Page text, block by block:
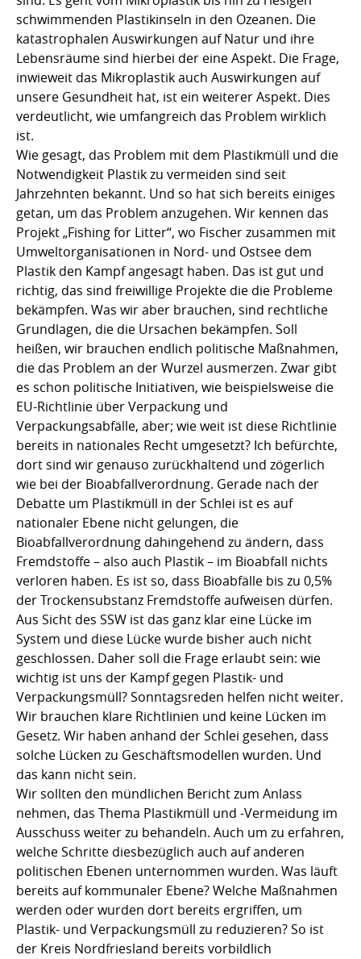
schwimmenden Plastikinseln in den Ozeanen. Die
katastrophalen Auswirkungen auf Natur und ihre
Lebensräume sind hierbei der eine Aspekt. Die Frage,
inwieweit das Mikroplastik auch Auswirkungen auf
unsere Gesundheit hat, ist ein weiterer Aspekt. Dies
verdeutlicht, wie umfangreich das Problem wirklich
ist.
Wie gesagt, das Problem mit dem Plastikmüll und die
Notwendigkeit Plastik zu vermeiden sind seit
Jahrzehnten bekannt. Und so hat sich bereits einiges
getan, um das Problem anzugehen. Wir kennen das
Projekt „Fishing for Litter“, wo Fischer zusammen mit
Umweltorganisationen in Nord- und Ostsee dem
Plastik den Kampf angesagt haben. Das ist gut und
richtig, das sind freiwillige Projekte die die Probleme
bekämpfen. Was wir aber brauchen, sind rechtliche
Grundlagen, die die Ursachen bekämpfen. Soll
heißen, wir brauchen endlich politische Maßnahmen,
die das Problem an der Wurzel ausmerzen. Zwar gibt
es schon politische Initiativen, wie beispielsweise die
EU-Richtlinie über Verpackung und
Verpackungsabfälle, aber; wie weit ist diese Richtlinie
bereits in nationales Recht umgesetzt? Ich befürchte,
dort sind wir genauso zurückhaltend und zögerlich
wie bei der Bioabfallverordnung. Gerade nach der
Debatte um Plastikmüll in der Schlei ist es auf
nationaler Ebene nicht gelungen, die
Bioabfallverordnung dahingehend zu ändern, dass
Fremdstoffe – also auch Plastik – im Bioabfall nichts
verloren haben. Es ist so, dass Bioabfälle bis zu 0,5%
der Trockensubstanz Fremdstoffe aufweisen dürfen.
Aus Sicht des SSW ist das ganz klar eine Lücke im
System und diese Lücke wurde bisher auch nicht
geschlossen. Daher soll die Frage erlaubt sein: wie
wichtig ist uns der Kampf gegen Plastik- und
Verpackungsmüll? Sonntagsreden helfen nicht weiter.
Wir brauchen klare Richtlinien und keine Lücken im
Gesetz. Wir haben anhand der Schlei gesehen, dass
solche Lücken zu Geschäftsmodellen wurden. Und
das kann nicht sein.
Wir sollten den mündlichen Bericht zum Anlass
nehmen, das Thema Plastikmüll und -Vermeidung im
Ausschuss weiter zu behandeln. Auch um zu erfahren,
welche Schritte diesbezüglich auch auf anderen
politischen Ebenen unternommen wurden. Was läuft
bereits auf kommunaler Ebene? Welche Maßnahmen
werden oder wurden dort bereits ergriffen, um
Plastik- und Verpackungsmüll zu reduzieren? So ist
der Kreis Nordfriesland bereits vorbildlich